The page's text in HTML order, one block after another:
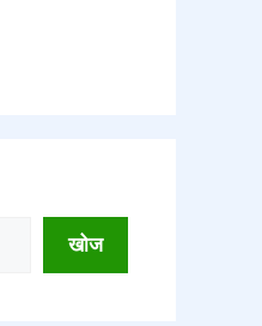
खोज